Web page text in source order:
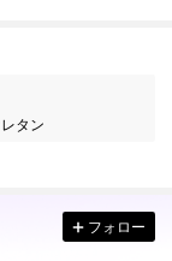
タン
フォロー